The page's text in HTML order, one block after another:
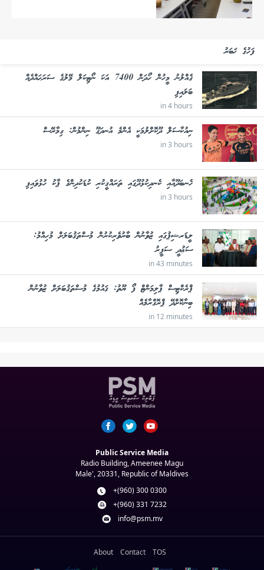
ފަހުގެ ޚަބަރު
ގެއްލުނު މީހުން ހޯދަން 7400 އަކަ ނޯޓިކަލް މޭލުގެ ސަރަޙައްދެއް
ބަލައިފި
in 4 hours
ނިއުކާސަލް ދޫކޮށްލުމަކީ އެންމެ އުނދަގޫ ނިންމުން: ގިމާރޭސް
in 3 hours
ހެނބަދޫއާއި ކެނދިކުޅުދޫގައި ތަރައްޤީކުރި ކުޑަކުދިންގެ ޕާކު ހުޅުވައިފި
in 3 hours
ލީޑަރޝިޕުގައި ޒުވާނުން ބާރުވެރިކުރުން މުސްތަޤުބަލަށް މުހިއްމު:
ސަޢުދީ ސަފީރު
in 43 minutes
ޕްރެކްޓިސް ޕާލިމަންޓް ފޯ ޔޫތު: ޤައުމުގެ މުސްތަޤުބަލަށް ޒުވާނުން
ބިނާކޮށްދޭ ޕްރޮގްރާމެއް
in 12 minutes
Public Service Media
Radio Building, Ameenee Magu
Male', 20331, Republic of Maldives
+(960) 300 0300
+(960) 331 7232
info@psm.mv
About Contact TOS